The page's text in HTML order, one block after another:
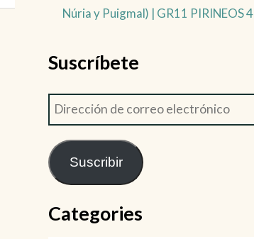
Núria y Puigmal) | GR11 PIRINEOS 4
Suscríbete
Suscribir
Categories